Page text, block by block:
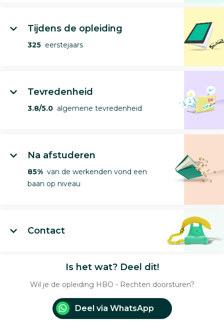
Tijdens de opleiding
325 eerstejaars
Tevredenheid
3.8/5.0 algemene tevredenheid
Na afstuderen
85% van de werkenden vond een
baan op niveau
Contact
Is het wat? Deel dit!
Wil je de opleiding HBO - Rechten doorsturen?
Deel via WhatsApp